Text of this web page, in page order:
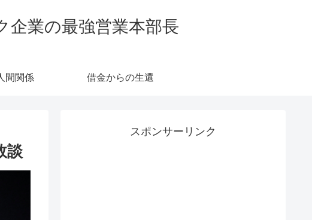
企業の最強営業本部長
間関係 借金からの生還
談
スポンサーリンク